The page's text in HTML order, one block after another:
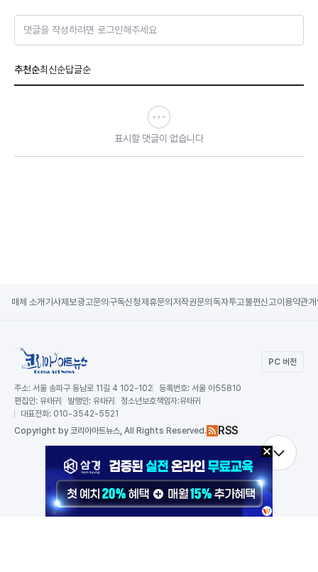
댓글을 작성하려면 로그인해주세요
추천순최신순답글순
표시할 댓글이 없습니다
매체 소개 기사제보광고문의 구독신청제휴문의 저작권문의 독자투고불편신고이용약관
PC 버전
주소: 서울 송파구 동남로 11길 4 102-102 등록번호: 서울 아55810
편집인: 유태귀 발행인: 유태귀 청소년보호책임자:유태귀
대표전화: 010-3542-5521
Copyright by 코리아아트뉴스, All Rights Reserved. RSS